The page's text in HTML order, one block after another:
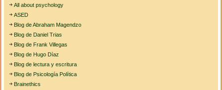
All about psychology
ASED
Blog de Abraham Magendzo
Blog de Daniel Trias
Blog de Frank Villegas
Blog de Hugo Díaz
Blog de lectura y escritura
Blog de Psicología Política
Brainethics